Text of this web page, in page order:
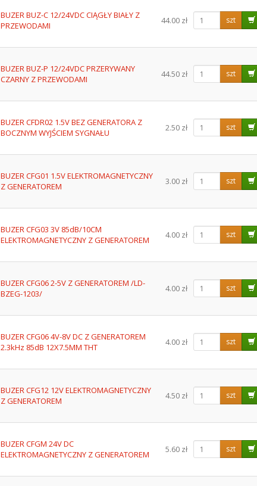
BUZER BUZ-C 12/24VDC CIĄGŁY BIAŁY Z
PRZEWODAMI
44.00 zł szt
BUZER BUZ-P 12/24VDC PRZERYWANY
CZARNY Z PRZEWODAMI
44.50 zł szt
BUZER CFDR02 1.5V BEZ GENERATORA Z
BOCZNYM WYJŚCIEM SYGNAŁU
2.50 zł szt
BUZER CFG01 1.5V ELEKTROMAGNETYCZNY
Z GENERATOREM
3.00 zł szt
BUZER CFG03 3V 85dB/10CM
ELEKTROMAGNETYCZNY Z GENERATOREM
4.00 zł szt
BUZER CFG06 2-5V Z GENERATOREM /LD-
BZEG-1203/
4.00 zł szt
BUZER CFG06 4V-8V DC Z GENERATOREM
2.3kHz 85dB 12X7.5MM THT
4.00 zł szt
BUZER CFG12 12V ELEKTROMAGNETYCZNY
Z GENERATOREM
4.50 zł szt
BUZER CFGM 24V DC
ELEKTROMAGNETYCZNY Z GENERATOREM
5.60 zł szt